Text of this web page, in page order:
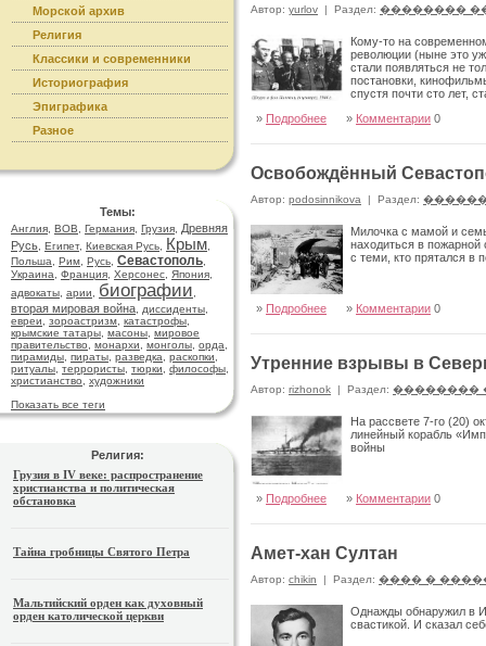
Морской архив
Религия
Классики и современники
Историография
Эпиграфика
Разное
Темы:
Англия ВОВ Германия Грузия
Древняя
Русь Египет, Киевская Русь Крым
Польша
Рим Русь Севастополь
Украина
Франция Херсонес Япония
адвокаты арии биографии
вторая мировая война диссиденты
евреи
зороастризм катастрофы
крымские татары масоны мировое
правительство
монархи монголы орда
пирамиды пираты разведка раскопки
ритуалы террористы тюрки философы
христианство
художники
Показать все теги
Религия:
Грузия в IV веке: распространение
христианства и политическая
обстановка
Тайна гробницы Святого Петра
Мальтийский орден как духовный
орден католической церкви
Автор: yurlov | Раздел: ��������
Кому-то на
революции (ныне это
стали появляться не
постановки,
спустя почти сто лет,
» Подробнее » Комментарии 0
Освобождённый
Автор: podosinnikova | Раздел:
Милочка с мамой и
находиться в
с теми, кто прятался в
» Подробнее » Комментарии 0
Утренние взрывы в
Автор: rizhonok | Раздел: ��������
На рассвете 7-го (20)
линейный корабль
войны
» Подробнее » Комментарии 0
Амет-хан Султан
Автор: chikin | Раздел: ���� �
Однажды обнаружил в
свастикой. И сказал